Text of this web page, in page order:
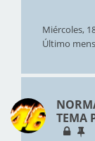
Miércoles,
Último
TEMA